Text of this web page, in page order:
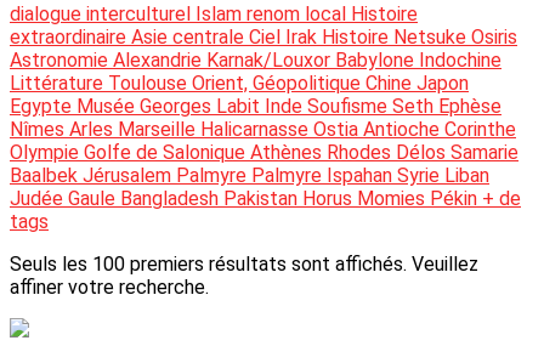
dialogue interculturel Islam renom local Histoire
extraordinaire Asie centrale Ciel Irak Histoire Netsuke Osiris
Astronomie Alexandrie Karnak/Louxor Babylone Indochine
Littérature Toulouse Orient, Géopolitique Chine Japon
Egypte Musée Georges Labit Inde Soufisme Seth Ephèse
Nîmes Arles Marseille Halicarnasse Ostia Antioche Corinthe
Olympie Golfe de Salonique Athènes Rhodes Délos Samarie
Baalbek Jérusalem Palmyre Palmyre Ispahan Syrie Liban
Judée Gaule Bangladesh Pakistan Horus Momies Pékin + de
tags
Seuls les 100 premiers résultats sont affichés. Veuillez
affiner votre recherche.